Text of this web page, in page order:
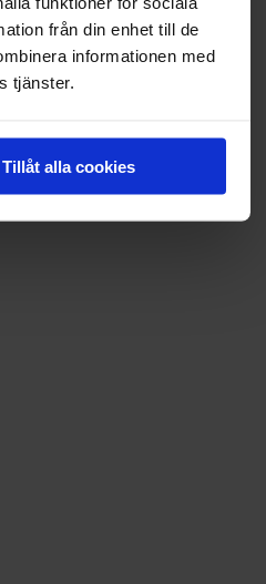
från din enhet till de
informationen med
tjänster.
Tillåt alla cookies